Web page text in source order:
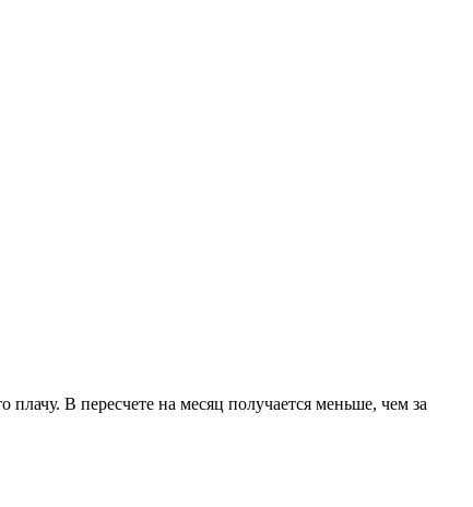
В пересчете на месяц получается меньше, чем за